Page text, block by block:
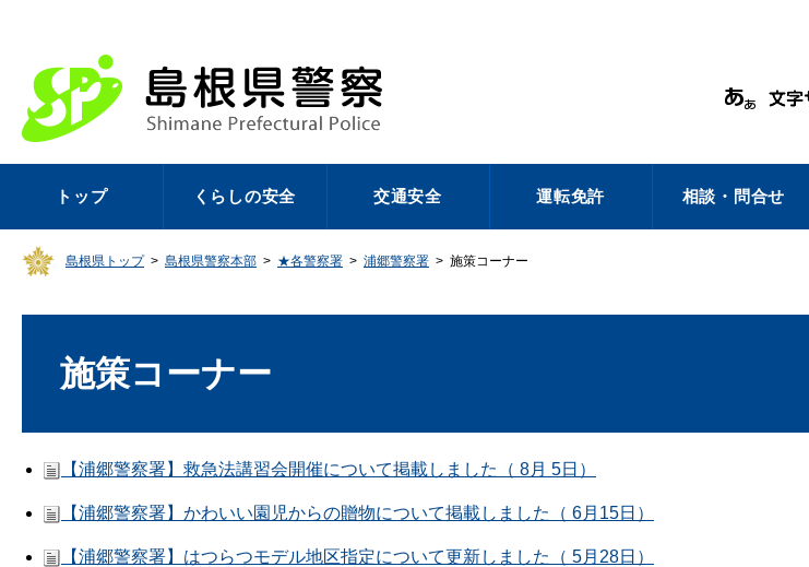
トップ くらしの安全 交通安全 運転免許 相談・問合せ
島根県トップ > 島根県警察本部 > ★各警察署 > 浦郷警察署 > 施策コーナー
施策コーナー
【浦郷警察署】救急法講習会開催について掲載しました（ 8月 5日）
【浦郷警察署】かわいい園児からの贈物について掲載しました（ 6月15日）
【浦郷警察署】はつらつモデル地区指定について更新しました（ 5月28日）